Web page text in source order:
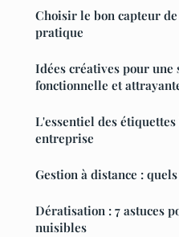
Choisir le bon capteur
pratique
Idées créatives pour
fonctionnelle et
L'essentiel des
entreprise
Gestion à distance :
Dératisation : 7 astuces
nuisibles